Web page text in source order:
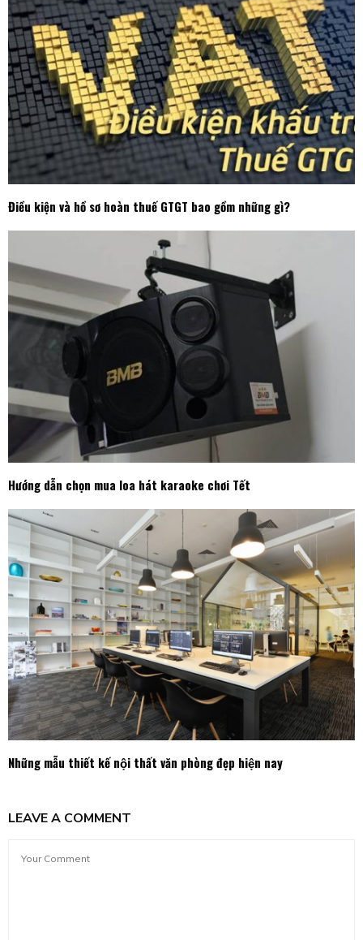
Điều kiện và hồ sơ hoàn thuế GTGT bao gồm những gì?
Hướng dẫn chọn mua loa hát karaoke chơi Tết
Những mẫu thiết kế nội thất văn phòng đẹp hiện nay
LEAVE A COMMENT